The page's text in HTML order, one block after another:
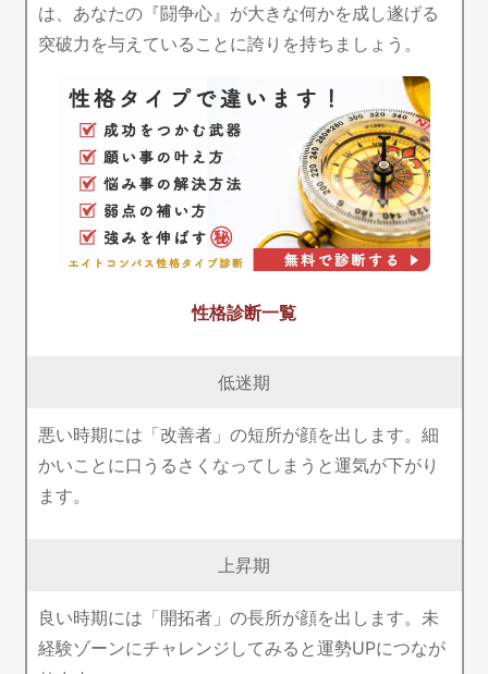
は、あなたの『闘争心』が大きな何かを成し遂げる
突破力を与えていることに誇りを持ちましょう。
性格診断一覧
低迷期
悪い時期には「改善者」の短所が顔を出します。細
かいことに口うるさくなってしまうと運気が下がり
ます。
上昇期
良い時期には「開拓者」の長所が顔を出します。未
経験ゾーンにチャレンジしてみると運勢UPにつなが